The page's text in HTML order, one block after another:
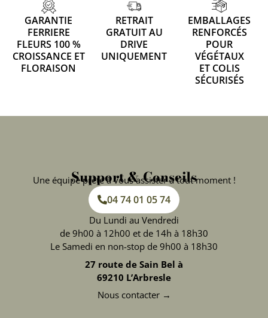
GARANTIE
FERRIERE
FLEURS 100 %
CROISSANCE ET
FLORAISON
RETRAIT
GRATUIT AU
DRIVE
UNIQUEMENT
EMBALLAGES
RENFORCÉS
POUR
VÉGÉTAUX
ET COLIS
SÉCURISÉS
Support & Conseils
Une équipe prête à vous assister à tout moment !
04 74 01 05 74
Du Lundi au Vendredi
de 9h00 à 12h00 et de 14h à 18h30
Le Samedi en non-stop de 9h00 à 18h30
27 route de Sain Bel à
69210 L’Arbresle
Nous contacter →